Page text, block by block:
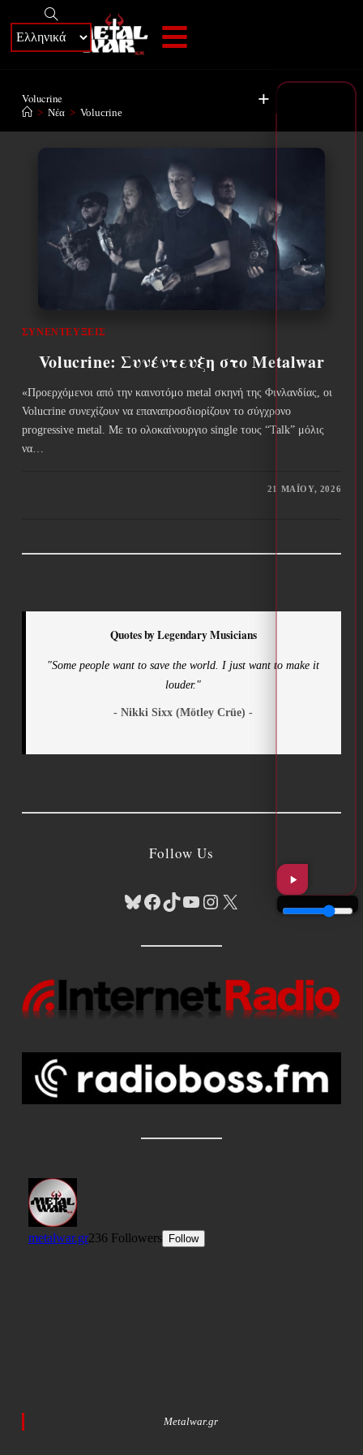
+
Volucrine
> Νέα > Volucrine
ΣΥΝΕΝΤΕΎΞΕΙΣ
Volucrine: Συνέντευξη στο Metalwar
«Προερχόμενοι από την καινοτόμο metal σκηνή της Φινλανδίας, οι
Volucrine συνεχίζουν να επαναπροσδιορίζουν το σύγχρονο
progressive metal. Με το ολοκαίνουργιο single τους “Talk” μόλις
να…
21 ΜΑΪ́ΟΥ, 2026
Quotes by Legendary Musicians
"Some people want to save the world. I just want to make it
louder."
- Nikki Sixx (Mötley Crüe) -
Follow Us
Metalwar.gr